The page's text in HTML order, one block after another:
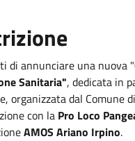
di annunciare una nuova "
Sanitaria", dedicata in
organizzata dal Comune
con la Pro Loco
AMOS Ariano Irpino.